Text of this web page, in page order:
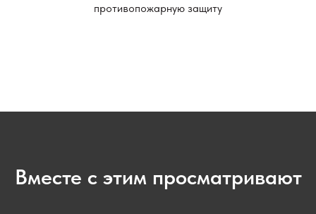
противопожарную защиту
Вместе с этим просматривают